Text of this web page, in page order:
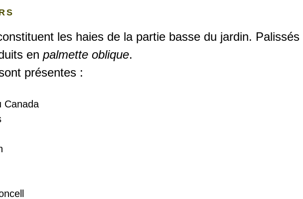
les haies de la partie basse du jardin.
en palmette oblique.
présentes :
Canada